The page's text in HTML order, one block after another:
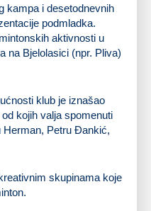
kampa i desetodnevnih
podmladka.
aktivnosti u
na Bjelolasici (npr. Pliva)
klub je iznašao
kojih valja spomenuti
Herman, Petru Đankić,
skupinama koje